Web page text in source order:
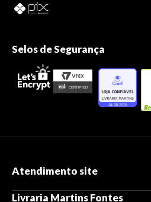
Selos de Segurança
Atendimento site
Livraria Martins Fontes